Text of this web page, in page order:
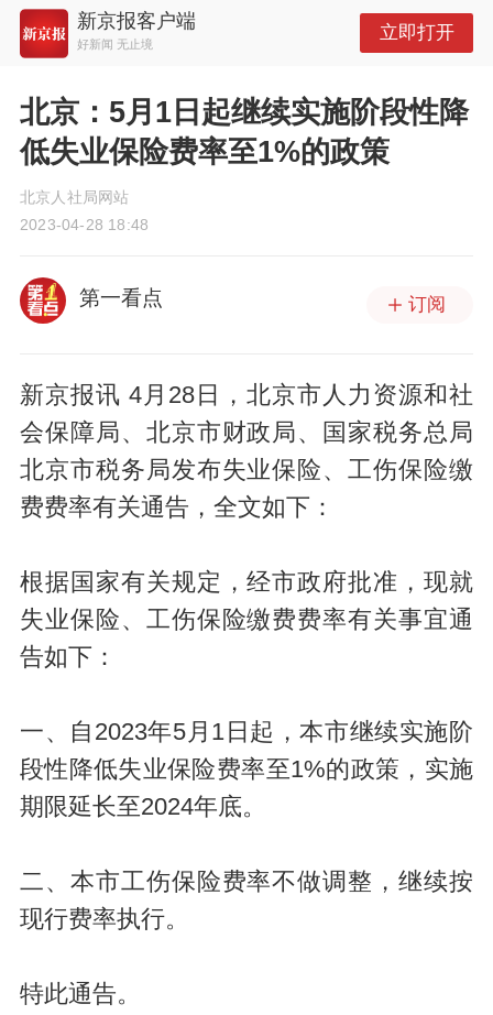
新京报客户端
好新闻 无止境
立即打开
北京：5月1日起继续实施阶段性降
低失业保险费率至1%的政策
北京人社局网站
2023-04-28 18:48
第一看点 订阅
新京报讯 4月28日，北京市人力资源和社
会保障局、北京市财政局、国家税务总局
北京市税务局发布失业保险、工伤保险缴
费费率有关通告，全文如下：
根据国家有关规定，经市政府批准，现就
失业保险、工伤保险缴费费率有关事宜通
告如下：
一、自2023年5月1日起，本市继续实施阶
段性降低失业保险费率至1%的政策，实施
期限延长至2024年底。
二、本市工伤保险费率不做调整，继续按
现行费率执行。
特此通告。